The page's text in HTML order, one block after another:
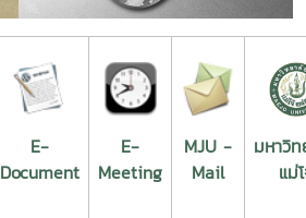
E-
Document
E-
Meeting
MJU -
Mail
มหาวิ
แม่